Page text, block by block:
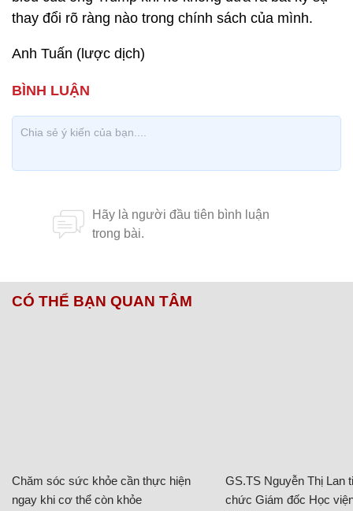
thay đổi rõ ràng nào trong chính sách của mình.
Anh Tuấn (lược dịch)
CÓ THỂ BẠN QUAN TÂM
Chăm sóc sức khỏe cần thực hiện
ngay khi cơ thể còn khỏe
GS.TS Nguyễn Thị Lan
chức Giám đốc Học